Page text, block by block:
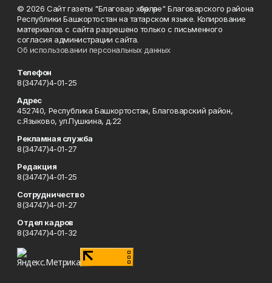
© 2026 Сайт газеты "Благовар хәбәрләре" Благоварского района
Республики Башкортостан на татарском языке. Копирование
материалов с сайта разрешено только с письменного
согласия администрации сайта.
Об использовании персональных данных
Телефон
8(34747)4-01-25
Адрес
452740, Республика Башкортостан, Благоварский район,
с.Языково, ул.Пушкина, д.22
Рекламная служба
8(34747)4-01-27
Редакция
8(34747)4-01-25
Сотрудничество
8(34747)4-01-27
Отдел кадров
8(34747)4-01-32